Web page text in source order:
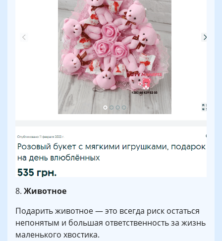
8. Животное
Подарить животное — это всегда риск остаться
непонятым и большая ответственность за жизнь
маленького хвостика.